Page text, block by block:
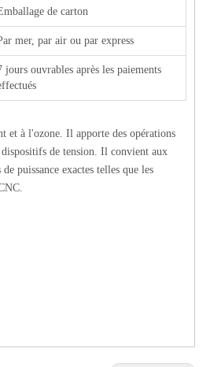
de carton
mer, par air ou par express
jours ouvrables après les paiements
et à l'ozone. Il apporte des opérations
de tension. Il convient aux
puissance exactes telles que les